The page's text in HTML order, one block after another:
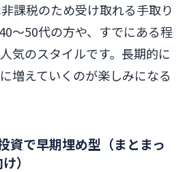
課税のため受け取れる手取り
〜50代の方や、すでにある程
気のスタイルです。長期的に
増えていくのが楽しみになる
資で早期埋め型（まとまっ
）